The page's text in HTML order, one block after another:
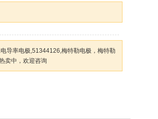
导率电极,51344126,梅特勒电极，梅特勒
卖中，欢迎咨询